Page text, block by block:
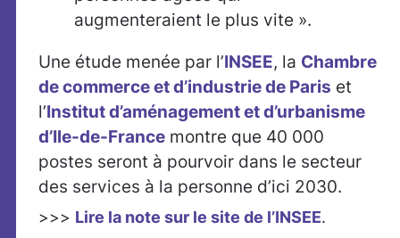
augmenteraient le plus vite ».
Une étude menée par l’INSEE, la Chambre
de commerce et d’industrie de Paris et
l’Institut d’aménagement et d’urbanisme
d’Ile-de-France montre que 40 000
postes seront à pourvoir dans le secteur
des services à la personne d’ici 2030.
>>> Lire la note sur le site de l’INSEE.